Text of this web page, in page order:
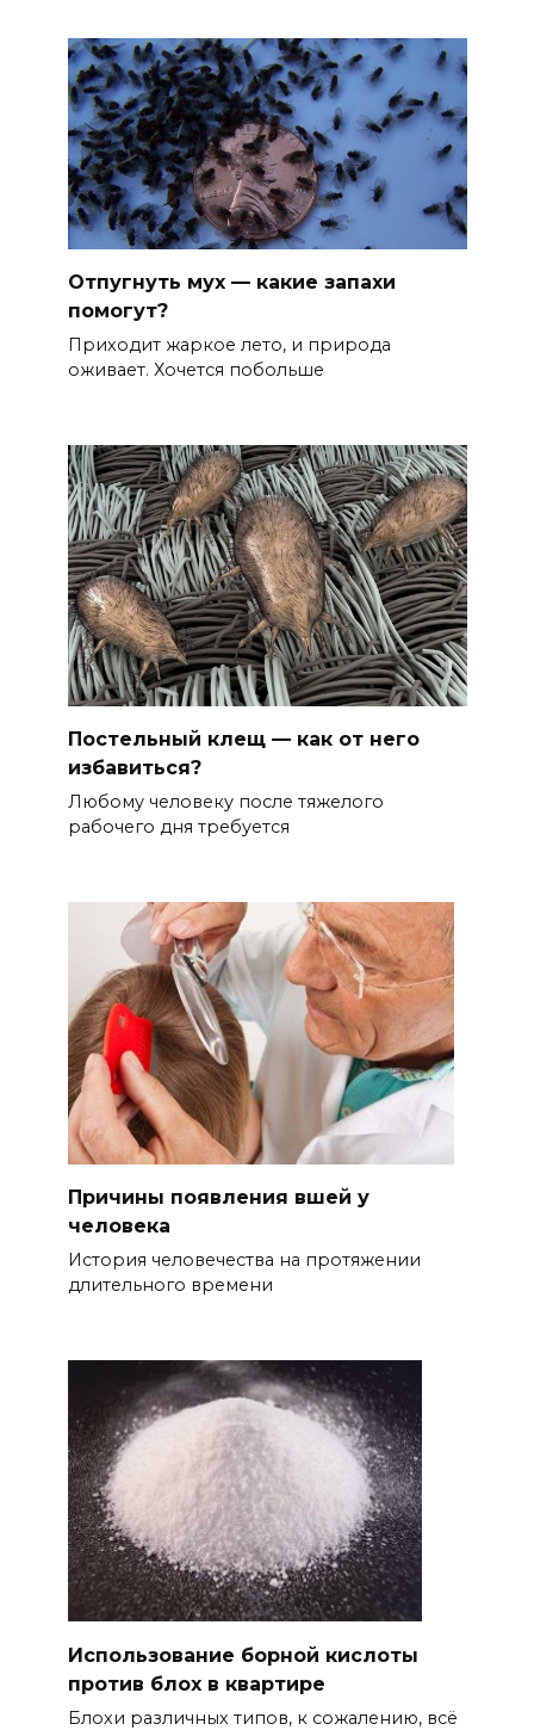
Отпугнуть мух — какие запахи
помогут?
Приходит жаркое лето, и природа
оживает. Хочется побольше
Постельный клещ — как от него
избавиться?
Любому человеку после тяжелого
рабочего дня требуется
Причины появления вшей у
человека
История человечества на протяжении
длительного времени
Использование борной кислоты
против блох в квартире
Блохи различных типов, к сожалению, всё